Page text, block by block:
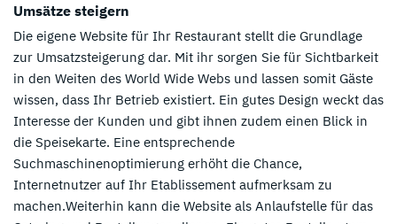
Umsätze steigern
Die eigene Website für Ihr Restaurant stellt die Grundlage
zur Umsatzsteigerung dar. Mit ihr sorgen Sie für Sichtbarkeit
in den Weiten des World Wide Webs und lassen somit Gäste
wissen, dass Ihr Betrieb existiert. Ein gutes Design weckt das
Interesse der Kunden und gibt ihnen zudem einen Blick in
die Speisekarte. Eine entsprechende
Suchmaschinenoptimierung erhöht die Chance,
Internetnutzer auf Ihr Etablissement aufmerksam zu
machen.Weiterhin kann die Website als Anlaufstelle für das